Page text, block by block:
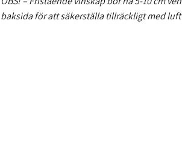
baksida för att säkerställa tillräckligt med